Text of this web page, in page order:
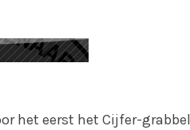
het eerst het Cijfer-